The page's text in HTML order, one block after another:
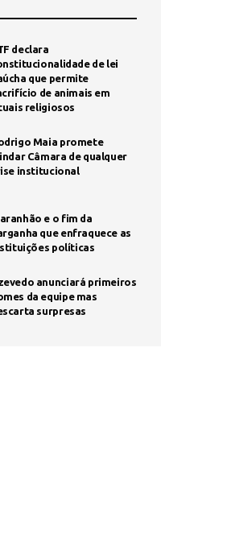
declara
de lei
que permite
de animais em
religiosos
Maia promete
Câmara de qualquer
institucional
e o fim da
que enfraquece as
políticas
anunciará primeiros
da equipe mas
surpresas